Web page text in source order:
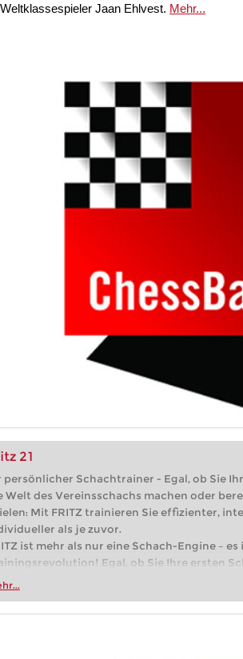
Jaan Ehlvest. Mehr...
21
persönlicher Schachtrainer - Egal, ob Sie
Welt des Vereinsschachs machen oder
Mit FRITZ trainieren Sie effizienter,
als je zuvor.
ist mehr als nur eine Schach-Engine – es
Egal, ob Sie Ihre ersten
machen oder bereits auf